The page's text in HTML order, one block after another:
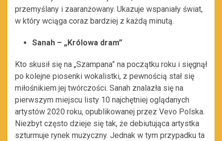
przemyślany i zaaranżowany. Ukazuje wspaniały świat,
w który wciąga coraz bardziej z każdą minutą.
Sanah – „Królowa dram”
Kto skusił się na „Szampana” na początku roku i sięgnął
po kolejne piosenki wokalistki, z pewnością stał się
miłośnikiem jej twórczości. Sanah znalazła się na
pierwszym miejscu listy 10 najchętniej oglądanych
artystów 2020 roku, opublikowanej przez Vevo Polska.
Niezbyt często dzieje się tak, że debiutująca artystka
szturmuje rynek muzyczny. Jednak w tym przypadku ta